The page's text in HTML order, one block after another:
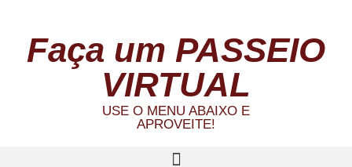
Faça um PASSEIO
VIRTUAL
USE O MENU ABAIXO E
APROVEITE!